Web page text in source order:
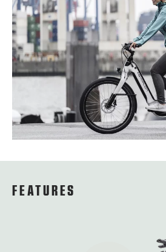
FEATURES